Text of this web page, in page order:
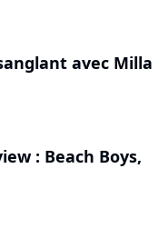
avec Milla
: Beach Boys,